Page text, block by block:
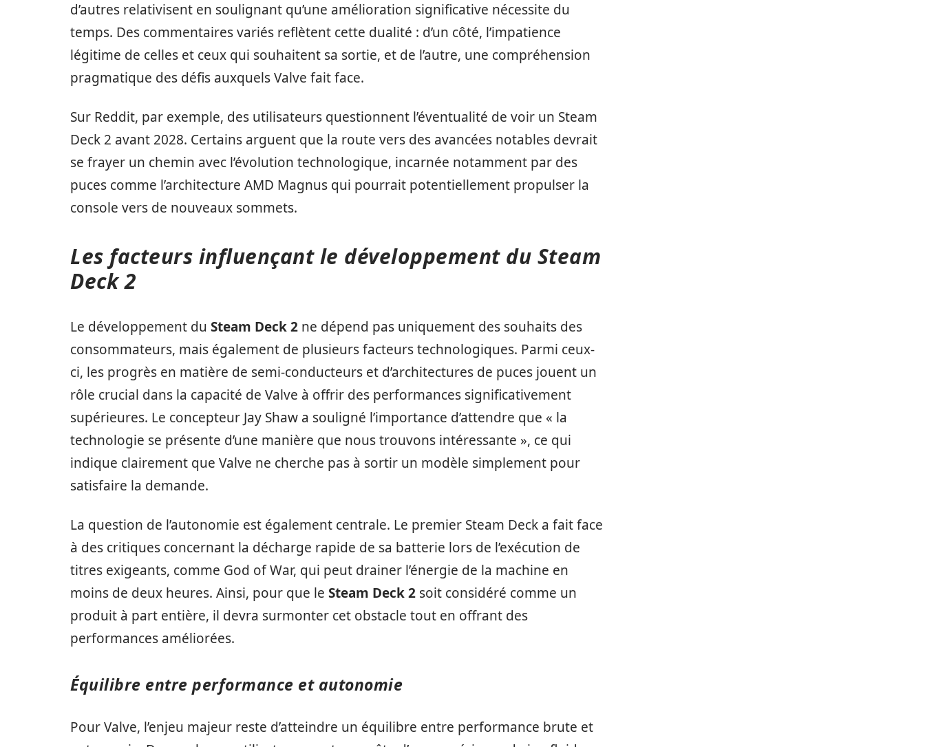
d’autres relativisent en soulignant qu’une amélioration significative nécessite du
temps. Des commentaires variés reflètent cette dualité : d’un côté, l’impatience
légitime de celles et ceux qui souhaitent sa sortie, et de l’autre, une compréhension
pragmatique des défis auxquels Valve fait face.
Sur Reddit, par exemple, des utilisateurs questionnent l’éventualité de voir un Steam
Deck 2 avant 2028. Certains arguent que la route vers des avancées notables devrait
se frayer un chemin avec l’évolution technologique, incarnée notamment par des
puces comme l’architecture AMD Magnus qui pourrait potentiellement propulser la
console vers de nouveaux sommets.
Les facteurs influençant le développement du Steam
Deck 2
Le développement du Steam Deck 2 ne dépend pas uniquement des souhaits des
consommateurs, mais également de plusieurs facteurs technologiques. Parmi ceux-
ci, les progrès en matière de semi-conducteurs et d’architectures de puces jouent un
rôle crucial dans la capacité de Valve à offrir des performances significativement
supérieures. Le concepteur Jay Shaw a souligné l’importance d’attendre que « la
technologie se présente d’une manière que nous trouvons intéressante », ce qui
indique clairement que Valve ne cherche pas à sortir un modèle simplement pour
satisfaire la demande.
La question de l’autonomie est également centrale. Le premier Steam Deck a fait face
à des critiques concernant la décharge rapide de sa batterie lors de l’exécution de
titres exigeants, comme God of War, qui peut drainer l’énergie de la machine en
moins de deux heures. Ainsi, pour que le Steam Deck 2 soit considéré comme un
produit à part entière, il devra surmonter cet obstacle tout en offrant des
performances améliorées.
Équilibre entre performance et autonomie
Pour Valve, l’enjeu majeur reste d’atteindre un équilibre entre performance brute et